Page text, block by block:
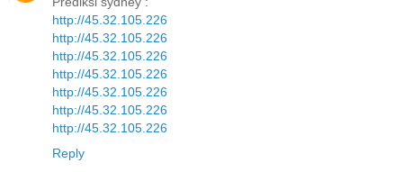
http://45.32.105.226
http://45.32.105.226
http://45.32.105.226
http://45.32.105.226
http://45.32.105.226
http://45.32.105.226
http://45.32.105.226
Reply